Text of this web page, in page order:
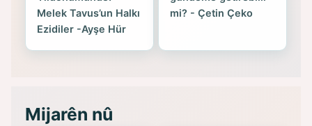
Melek Tavus’un Halkı
Ezidiler -Ayşe Hür
mi? - Çetin Çeko
Mijarên nû